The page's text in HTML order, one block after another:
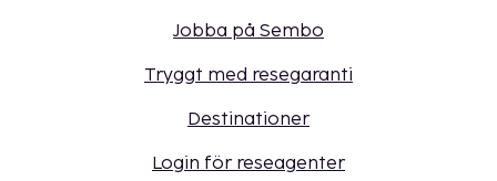
Jobba på Sembo
Tryggt med resegaranti
Destinationer
Login för reseagenter